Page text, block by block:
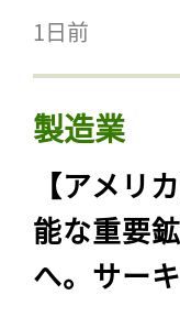
1日前
製造業
【アメリ
能な重要
へ。サー